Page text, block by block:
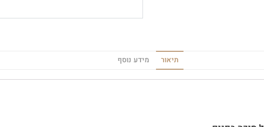
תיאור מידע נוסף